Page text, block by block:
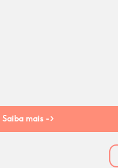
Saiba mais ->